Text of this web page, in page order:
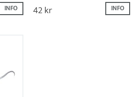
INFO karaktär till din speciella dag.
42kr INFO